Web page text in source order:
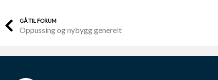
GÅ TIL FORUM
Oppussing og nybygg generelt